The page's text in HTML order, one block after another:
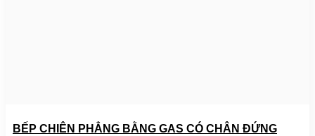
BẾP CHIÊN PHẲNG BẰNG GAS CÓ CHÂN ĐỨNG